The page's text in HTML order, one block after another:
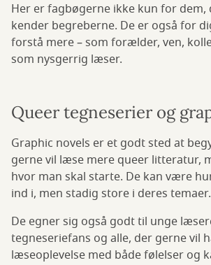
Her er fagbøgerne ikke kun for dem,
kender begreberne. De er også for
forstå mere – som forælder, ven,
som nysgerrig læser.
Queer tegneserier og
Graphic novels er et godt sted at
gerne vil læse mere queer litteratur,
hvor man skal starte. De kan være
ind i, men stadig store i deres temaer.
De egner sig også godt til unge
tegneseriefans og alle, der gerne vil
læseoplevelse med både følelser og